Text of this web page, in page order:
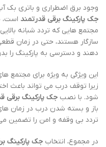
وجود برق اضطراری و باتری بک
جک پارکینگ برقی قدرتمند است،
مجتمع هایی که تردد شبانه
سازگار هستند، حتی در زمان
دهند و دسترسی به پارکینگ را
این ویژگی به ویژه برای مجتمع
زیرا توقف درب می تواند باعث
شود. با نصب جک پارکینگ برقی
باز و بسته شدن درب در زمان
تردد بی وقفه و امن را تضمین
در مجموع، انتخاب جک پارکینگ